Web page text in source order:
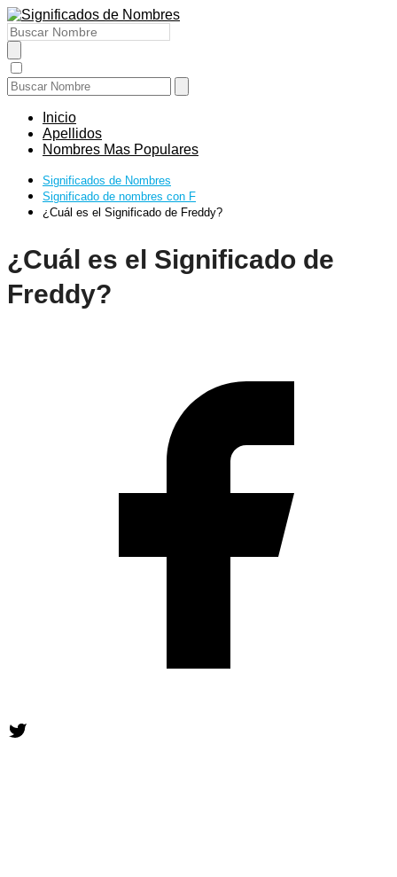
Inicio
Apellidos
Nombres Mas Populares
Significados de Nombres
Significado de nombres con F
¿Cuál es el Significado de Freddy?
¿Cuál es el Significado de
Freddy?